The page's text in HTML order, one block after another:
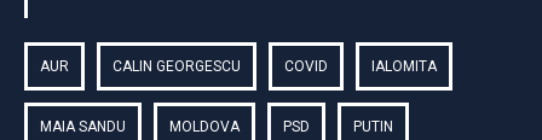
AUR CALIN GEORGESCU COVID IALOMITA
MAIA SANDU MOLDOVA PSD PUTIN